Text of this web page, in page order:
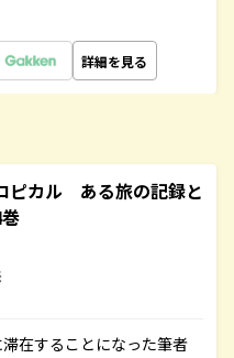
詳細を見る
ピカル ある旅の記録と
在することになった筆者